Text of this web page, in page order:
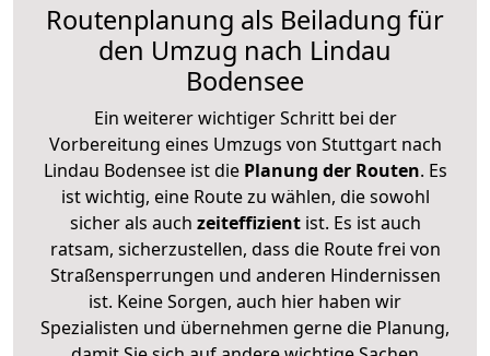
Routenplanung als Beiladung für
den Umzug nach Lindau
Bodensee
Ein weiterer wichtiger Schritt bei der
Vorbereitung eines Umzugs von Stuttgart nach
Lindau Bodensee ist diePlanung der Routen. Es
ist wichtig, eine Route zu wählen, die sowohl
sicher als auch zeiteffizientist. Es ist auch
ratsam, sicherzustellen, dass die Route frei von
Straßensperrungen und anderen Hindernissen
ist. Keine Sorgen, auch hier haben wir
Spezialisten und übernehmen gerne die Planung,